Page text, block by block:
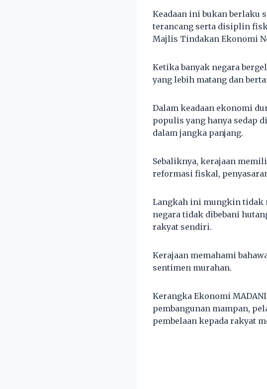
Keadaan ini bukan berlaku
terancang serta disiplin
Majlis Tindakan Ekonomi
Ketika banyak negara
yang lebih matang dan
Dalam keadaan ekonomi
populis yang hanya sedap
dalam jangka panjang.
Sebaliknya, kerajaan
reformasi fiskal,
Langkah ini mungkin tidak
negara tidak dibebani
rakyat sendiri.
Kerajaan memahami
sentimen murahan.
Kerangka Ekonomi
pembangunan mampan,
pembelaan kepada rakyat